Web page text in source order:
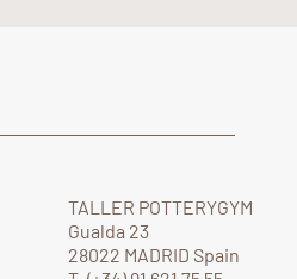
TALLER POTTERYGYM
Gualda 23
28022 MADRID Spain